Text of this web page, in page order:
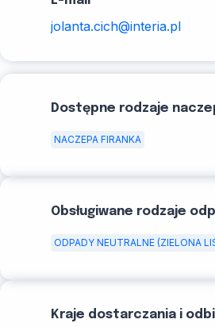
jolanta.cich@interia.pl
Dostępne rodzaje
NACZEPA FIRANKA
Obsługiwane rodzaje
ODPADY NEUTRALNE (ZIELONA
Kraje dostarczania i